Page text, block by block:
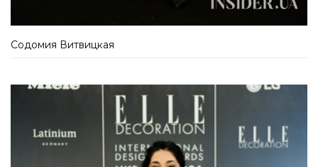
Содомия Витвицкая